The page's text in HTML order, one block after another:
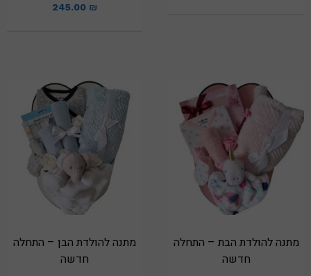
245.00 ₪
מתנה להולדת הבת – התחלה
חדשה
מתנה להולדת הבן – התחלה
חדשה